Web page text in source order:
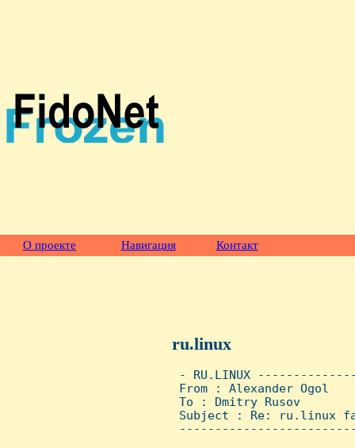
О проекте Навигация Контакт
ru.linux
- RU.LINUX
From : Alexander
To : Dmitry Rusov
Subject : Re: ru.linux